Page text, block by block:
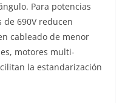
Para potencias
de 690V reducen
cableado de menor
motores multi-
la estandarización